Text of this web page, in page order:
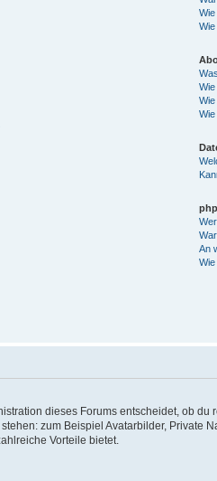
An
dieses Forums entscheidet, ob
zum Beispiel Avatarbilder,
Vorteile bietet.